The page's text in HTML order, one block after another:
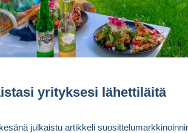
yrityksesi lähettiläitä
julkaistu artikkeli